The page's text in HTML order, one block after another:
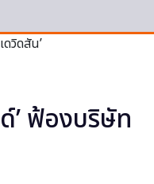
’ ฟ้องบริษัท